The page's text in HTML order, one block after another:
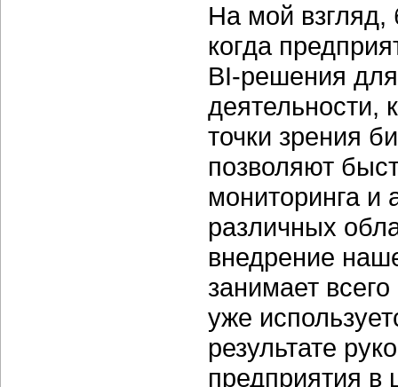
На мой взгляд,
когда
BI-решения
деятельности,
точки зрения
позволяют
мониторинга и
различных
внедрение
занимает
уже
результате
предприятия в